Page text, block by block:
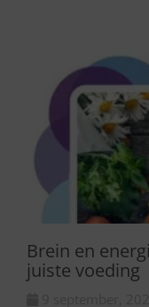
Brein en
juiste voeding